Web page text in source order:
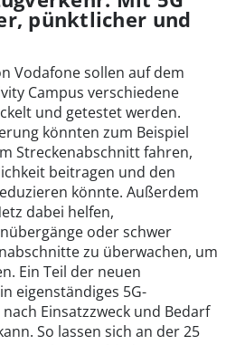
pünktlicher und
Vodafone sollen auf dem
Campus verschiedene
und getestet werden.
könnten zum Beispiel
Streckenabschnitt fahren,
beitragen und den
könnte. Außerdem
dabei helfen,
oder schwer
zu überwachen, um
Ein Teil der neuen
eigenständiges 5G-
Einsatzzweck und Bedarf
So lassen sich an der 25